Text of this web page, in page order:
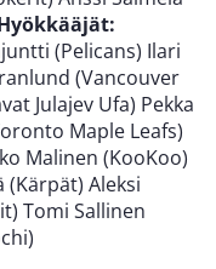
(Pelicans) Ilari
(Vancouver
Julajev Ufa) Pekka
Maple Leafs)
Malinen (KooKoo)
(Kärpät) Aleksi
Tomi Sallinen